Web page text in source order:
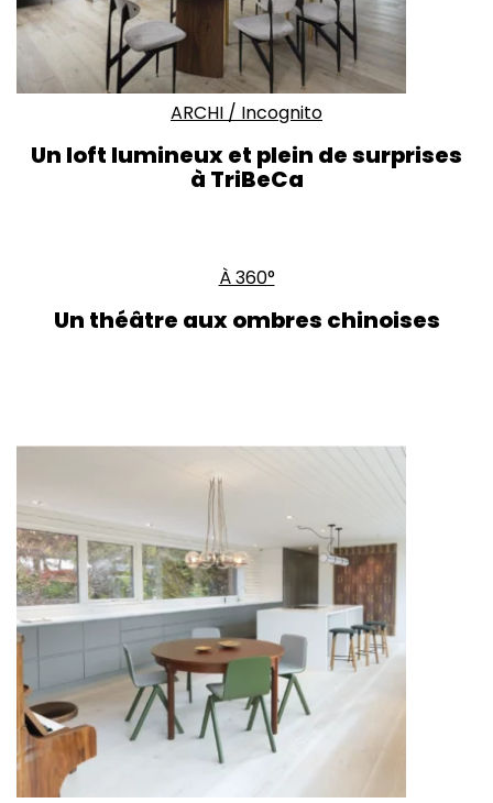
ARCHI / Incognito
Un loft lumineux et plein de surprises
à TriBeCa
À 360°
Un théâtre aux ombres chinoises